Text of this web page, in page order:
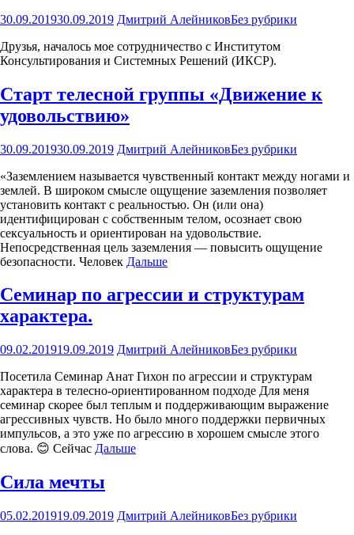
30.09.201930.09.2019 Дмитрий АлейниковБез рубрики
Друзья, началось мое сотрудничество с Институтом
Консультирования и Системных Решений (ИКСР).
Старт телесной группы «Движение к
удовольствию»
30.09.201930.09.2019 Дмитрий АлейниковБез рубрики
«Заземлением называется чувственный контакт между ногами и
землей. В широком смысле ощущение заземления позволяет
установить контакт с реальностью. Он (или она)
идентифицирован с собственным телом, осознает свою
сексуальность и ориентирован на удовольствие.
Непосредственная цель заземления — повысить ощущение
безопасности. Человек Дальше
Семинар по агрессии и структурам
характера.
09.02.201919.09.2019 Дмитрий АлейниковБез рубрики
Посетила Семинар Анат Гихон по агрессии и структурам
характера в телесно-ориентированном подходе Для меня
семинар скорее был теплым и поддерживающим выражение
агрессивных чувств. Но было много поддержки первичных
импульсов, а это уже по агрессию в хорошем смысле этого
слова. 😊 Сейчас Дальше
Сила мечты
05.02.201919.09.2019 Дмитрий АлейниковБез рубрики